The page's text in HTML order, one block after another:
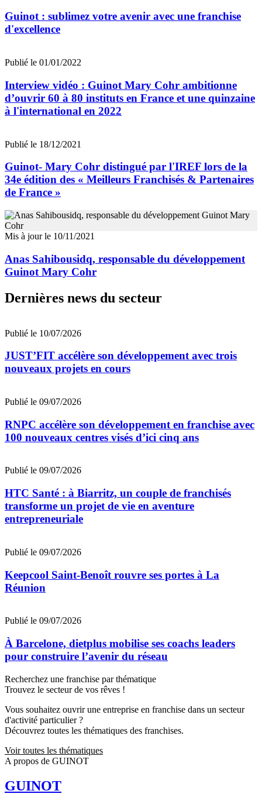
Guinot : sublimez votre avenir avec une franchise
d'excellence
Publié le 01/01/2022
Interview vidéo : Guinot Mary Cohr ambitionne
d’ouvrir 60 à 80 instituts en France et une quinzaine
à l'international en 2022
Publié le 18/12/2021
Guinot- Mary Cohr distingué par l'IREF lors de la
34e édition des « Meilleurs Franchisés & Partenaires
de France »
Mis à jour le 10/11/2021
Anas Sahibousidq, responsable du développement
Guinot Mary Cohr
Dernières news du secteur
Publié le 10/07/2026
JUST’FIT accélère son développement avec trois
nouveaux projets en cours
Publié le 09/07/2026
RNPC accélère son développement en franchise avec
100 nouveaux centres visés d’ici cinq ans
Publié le 09/07/2026
HTC Santé : à Biarritz, un couple de franchisés
transforme un projet de vie en aventure
entrepreneuriale
Publié le 09/07/2026
Keepcool Saint-Benoît rouvre ses portes à La
Réunion
Publié le 09/07/2026
À Barcelone, dietplus mobilise ses coachs leaders
pour construire l’avenir du réseau
Recherchez une franchise par thématique
Trouvez le secteur de vos rêves !
Vous souhaitez ouvrir une entreprise en franchise dans un secteur
d'activité particulier ?
Découvrez toutes les thématiques des franchises.
Voir toutes les thématiques
A propos de GUINOT
GUINOT